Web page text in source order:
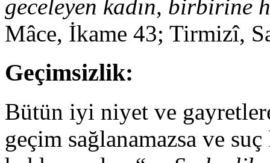
geceleyen kadın, birbirine
Mâce, İkame 43; Tirmizî,
Geçimsizlik:
Bütün iyi niyet ve
geçim sağlanamazsa ve